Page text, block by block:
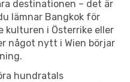
destinationen – det är
lämnar Bangkok för
kulturen i Österrike eller
något nytt i Wien börjar
hundratals